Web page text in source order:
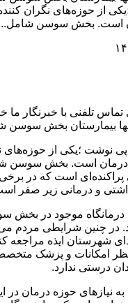
از حوزه‌های نگران
است. بخش سوسن
تلفنی با خبرنگار ما
بیمارستان بخش سوسن
نوشت ؛یکی از حوزه‌های
درمان است. بخش سوسن
است که در برخی
و درمانی زیر صفر
درمانگاه موجود در بخش
در چنین شرایطی مردم
شهرستان ایذه مراجعه
نظر امکانات و پزشک
درستی ندارد.
به نیازهای حوزه درمان